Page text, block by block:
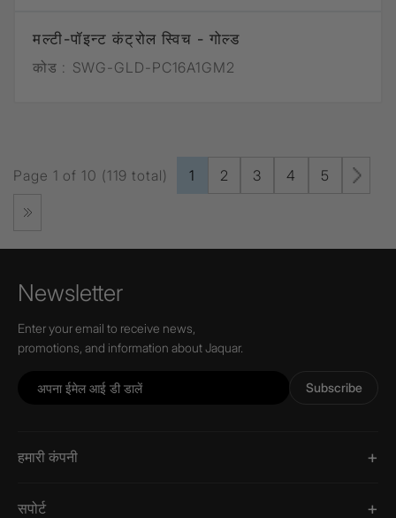
मल्टी-पॉइन्ट कंट्रोल स्विच - गोल्ड
कोड : SWG-GLD-PC16A1GM2
Page 1 of 10 (119 total) 1 2 3 4 5
Newsletter
Enter your email to receive news,
promotions, and information about Jaquar.
Subscribe
हमारी कंपनी
सपोर्ट